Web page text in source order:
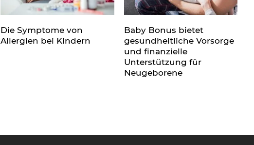
Die Symptome von
Allergien bei Kindern
Baby Bonus bietet
gesundheitliche Vorsorge
und finanzielle
Unterstützung für
Neugeborene